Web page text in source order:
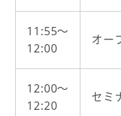
11:55〜
12:00
オー
12:00〜
12:20
セミ